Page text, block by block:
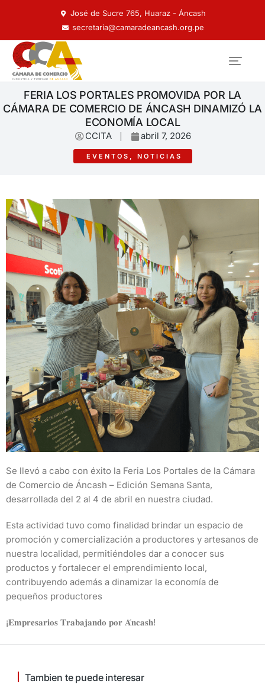
José de Sucre 765, Huaraz - Áncash
secretaria@camaradeancash.org.pe
FERIA LOS PORTALES PROMOVIDA POR LA
CÁMARA DE COMERCIO DE ÁNCASH DINAMIZÓ LA
ECONOMÍA LOCAL
CCITA abril 7, 2026
EVENTOS , NOTICIAS
Se llevó a cabo con éxito la Feria Los Portales de la Cámara
de Comercio de Áncash – Edición Semana Santa,
desarrollada del 2 al 4 de abril en nuestra ciudad.
Esta actividad tuvo como finalidad brindar un espacio de
promoción y comercialización a productores y artesanos de
nuestra localidad, permitiéndoles dar a conocer sus
productos y fortalecer el emprendimiento local,
contribuyendo además a dinamizar la economía de
pequeños productores
¡𝐄𝐦𝐩𝐫𝐞𝐬𝐚𝐫𝐢𝐨𝐬 𝐓𝐫𝐚𝐛𝐚𝐣𝐚𝐧𝐝𝐨 𝐩𝐨𝐫 𝐀́𝐧𝐜𝐚𝐬𝐡!
Tambien te puede interesar